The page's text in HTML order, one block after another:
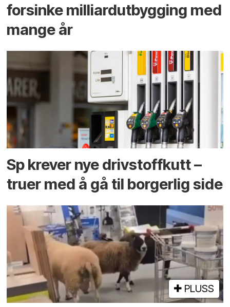
forsinke milliard­utbygging med
mange år
Sp krever nye drivstoffkutt –
truer med å gå til borgerlig side
PLUSS